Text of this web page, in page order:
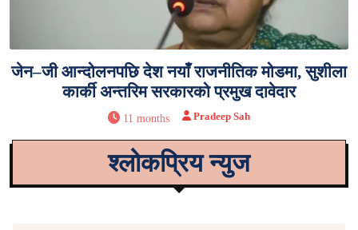
जेन–जी आन्दोलनपछि देश नयाँ राजनीतिक मोडमा, सुशीला
कार्की अन्तरिम सरकारको प्रमुख दावेदार
11 months Pradeep Sah
श्लोकप्रिय न्युज